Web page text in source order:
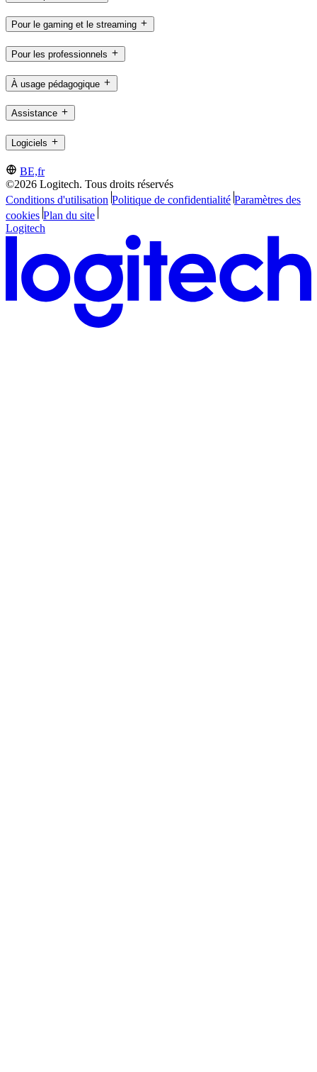
Pour le gaming et le streaming
Pour les professionnels
À usage pédagogique
Assistance
Logiciels
BE,fr
©2026 Logitech. Tous droits réservés
Conditions d'utilisation Politique de confidentialité Paramètres des
cookies Plan du site
Logitech